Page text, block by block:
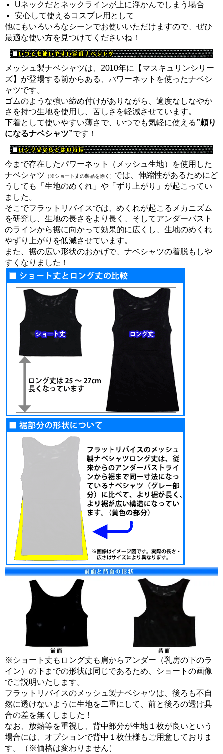
Uネックだとネックラインが上に浮かんでしまう場合
安心して使えるコスプレ用として
他にもいろいろなシーンでお使いいただけますので、ぜひ
最適な使い方を見つけてくださいね！
メッシュ製ナベシャツは、2010年に【マスキュリンシリー
ズ】が登場する前からある、パワーネットを使ったナベシ
ャツです。
ゴムのような強い締め付けがありながら、適度なしなやか
さを持つ生地を使用し、苦しさを軽減させています。
下着として使いやすい薄さで、いつでも気軽に使える”頼り
になるナベシャツ”です！
今まで存在したパワーネット（メッシュ生地）を使用した
ナベシャツ （※ショート丈の製品を除く） では、伸縮性があるためにど
うしても「生地のめくれ」や「ずり上がり」が起こってい
ました。
そこでフラットリバイスでは、めくれが起こるメカニズム
を研究し、生地の長さをより長く、そしてアンダーバスト
のラインから裾に向かって効果的に広くし、生地のめくれ
やずり上がりを低減させています。
また、裾の広い形状のおかげで、ナベシャツの着脱もしや
すくなりました！
※ショート丈もロング丈も肩からアンダー（乳房の下のラ
イン）の下までの形状は同じであるため、ショートの画像
でご説明いたします。
フラットリバイスのメッシュ製ナベシャツは、後ろも不自
然に透けないように生地を二重にして、前と後ろの透け具
合の差を無くしました！
なお、放熱等を重視し、背中部分が生地１枚が良いという
場合には、オプションで背中１枚仕様もご用意しておりま
す。（※価格は変わりません）